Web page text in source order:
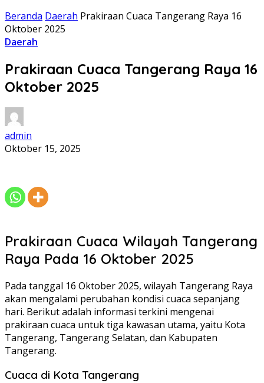
Beranda Daerah Prakiraan Cuaca Tangerang Raya 16
Oktober 2025
Daerah
Prakiraan Cuaca Tangerang Raya 16
Oktober 2025
admin
Oktober 15, 2025
Prakiraan Cuaca Wilayah Tangerang
Raya Pada 16 Oktober 2025
Pada tanggal 16 Oktober 2025, wilayah Tangerang Raya
akan mengalami perubahan kondisi cuaca sepanjang
hari. Berikut adalah informasi terkini mengenai
prakiraan cuaca untuk tiga kawasan utama, yaitu Kota
Tangerang, Tangerang Selatan, dan Kabupaten
Tangerang.
Cuaca di Kota Tangerang